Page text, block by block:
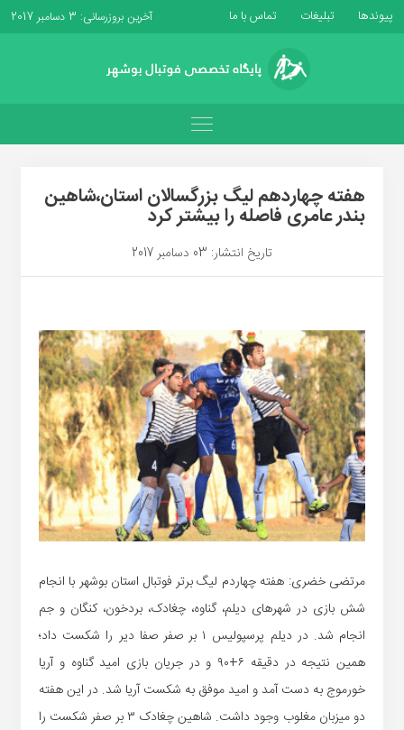
پیوندها تبلیغات تماس با ما آخرین بروزرسانی: 3 دسامبر 2017
هفته چهاردهم لیگ بزرگسالان استان،شاهین
بندر عامری فاصله را بیشتر کرد
تاریخ انتشار: 03 دسامبر 2017
مرتضی خضری: هفته چهاردم لیگ برتر فوتبال استان بوشهر با انجام
شش بازی در شهرهای دیلم، گناوه، چغادک، بردخون، کنگان و جم
انجام شد. در دیلم پرسپولیس ۱ بر صفر صفا دیر را شکست داد؛
همین نتیجه در دقیقه ۶+۹۰ و در جریان بازی امید گناوه و آریا
خورموج به دست آمد و امید موفق به شکست آریا شد. در این هفته
دو میزبان مغلوب وجود داشت. شاهین چغادک ۳ بر صفر شکست را